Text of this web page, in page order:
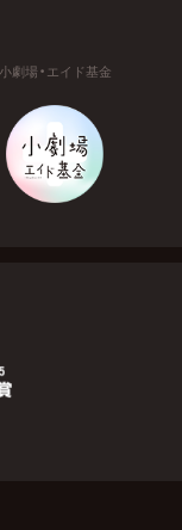
小劇場・エイド基金